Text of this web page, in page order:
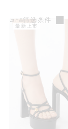
20 产品筛选条件
最新上市